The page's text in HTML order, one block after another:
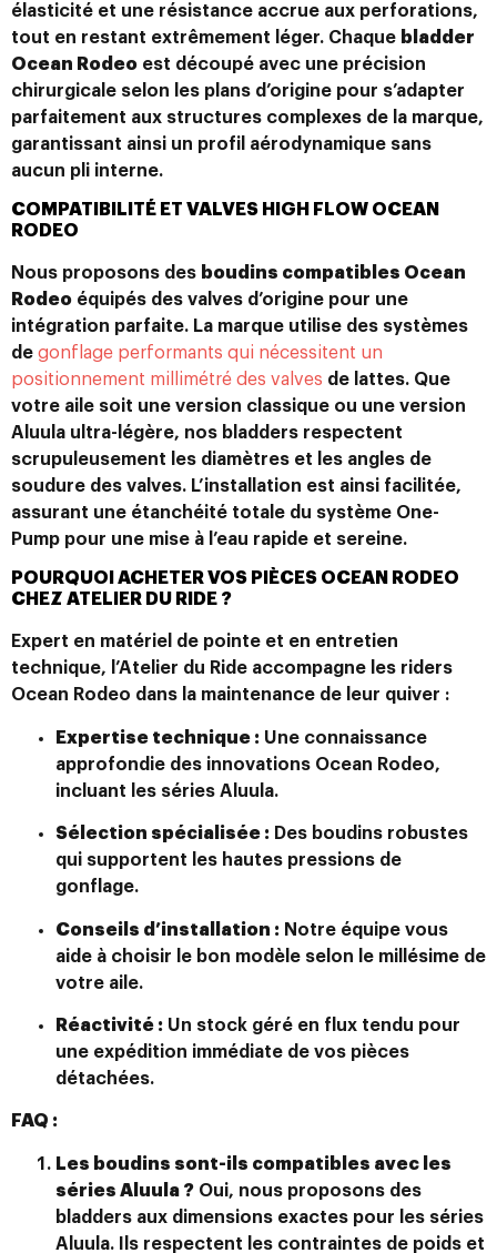
élasticité et une résistance accrue aux perforations,
tout en restant extrêmement léger. Chaque bladder
Ocean Rodeo est découpé avec une précision
chirurgicale selon les plans d’origine pour s’adapter
parfaitement aux structures complexes de la marque,
garantissant ainsi un profil aérodynamique sans
aucun pli interne.
COMPATIBILITÉ ET VALVES HIGH FLOW OCEAN
RODEO
Nous proposons des boudins compatibles Ocean
Rodeo équipés des valves d’origine pour une
intégration parfaite. La marque utilise des systèmes
de gonflage performants qui nécessitent un
positionnement millimétré des valves de lattes. Que
votre aile soit une version classique ou une version
Aluula ultra-légère, nos bladders respectent
scrupuleusement les diamètres et les angles de
soudure des valves. L’installation est ainsi facilitée,
assurant une étanchéité totale du système One-
Pump pour une mise à l’eau rapide et sereine.
POURQUOI ACHETER VOS PIÈCES OCEAN RODEO
CHEZ ATELIER DU RIDE ?
Expert en matériel de pointe et en entretien
technique, l’Atelier du Ride accompagne les riders
Ocean Rodeo dans la maintenance de leur quiver :
Expertise technique : Une connaissance
approfondie des innovations Ocean Rodeo,
incluant les séries Aluula.
Sélection spécialisée : Des boudins robustes
qui supportent les hautes pressions de
gonflage.
Conseils d’installation : Notre équipe vous
aide à choisir le bon modèle selon le millésime de
votre aile.
Réactivité : Un stock géré en flux tendu pour
une expédition immédiate de vos pièces
détachées.
FAQ :
Les boudins sont-ils compatibles avec les
séries Aluula ? Oui, nous proposons des
bladders aux dimensions exactes pour les séries
Aluula. Ils respectent les contraintes de poids et